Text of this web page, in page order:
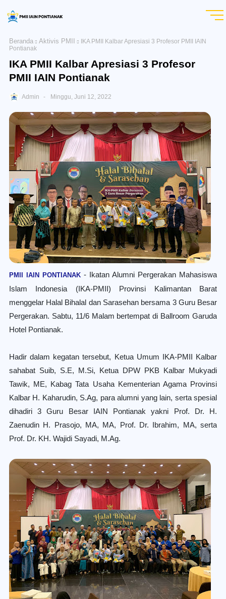
Beranda Aktivis PMII
IKA PMII Kalbar Apresiasi 3 Profesor PMII IAIN
Pontianak
IKA PMII Kalbar Apresiasi 3 Profesor
PMII IAIN Pontianak
Admin Minggu, Juni 12, 2022
PMII IAIN PONTIANAK - Ikatan Alumni Pergerakan Mahasiswa
Islam Indonesia (IKA-PMII) Provinsi Kalimantan Barat
menggelar Halal Bihalal dan Sarasehan bersama 3 Guru Besar
Pergerakan. Sabtu, 11/6 Malam bertempat di Ballroom Garuda
Hotel Pontianak.
Hadir dalam kegatan tersebut, Ketua Umum IKA-PMII Kalbar
sahabat Suib, S.E, M.Si, Ketua DPW PKB Kalbar Mukyadi
Tawik, ME, Kabag Tata Usaha Kementerian Agama Provinsi
Kalbar H. Kaharudin, S.Ag, para alumni yang lain, serta spesial
dihadiri 3 Guru Besar IAIN Pontianak yakni Prof. Dr. H.
Zaenudin H. Prasojo, MA, MA, Prof. Dr. Ibrahim, MA, serta
Prof. Dr. KH. Wajidi Sayadi, M.Ag.